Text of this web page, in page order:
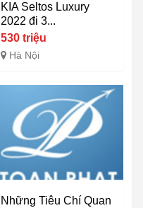
KIA Seltos Luxury
2022 đi 3...
530 triệu
Hà Nội
Những Tiêu Chí Quan